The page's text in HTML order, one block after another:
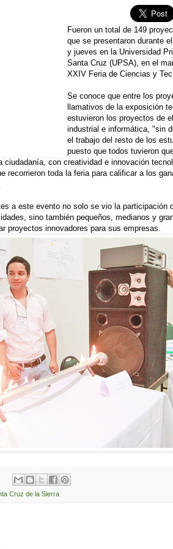
Fueron un total de 149
que se presentaron durante
y jueves en la Universidad
Santa Cruz (UPSA), en el
XXIV Feria de Ciencias y
Se conoce que entre los
llamativos de la exposición
estuvieron los proyectos de
industrial e informática, "sin
el trabajo del resto de los
puesto que todos tuvieron
ciudadanía, con creatividad e innovación
recorrieron toda la feria para calificar a los
a este evento no solo se vio la participación
sino también pequeños, medianos y
proyectos innovadores para sus empresas.
Cruz de la Sierra